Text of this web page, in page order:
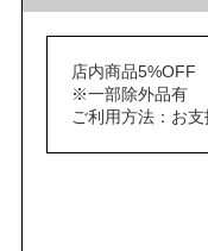
店内商品5%OFF
※一部除外品有
ご利用方法：お支